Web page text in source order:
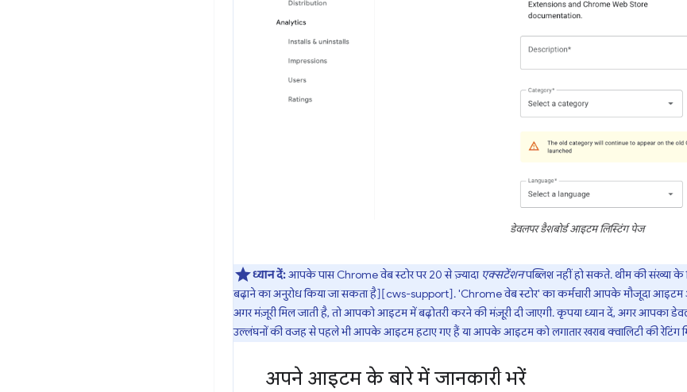
डेवलपर डैशबोर्ड आइटम लिस्टिंग पेज
ध्यान दें:आपके पास Chrome वेब स्टोर पर 20 से ज़्यादा एक्सटेंशनपब्लिश नहीं हो सकते. थीम की संख्या के
बढ़ाने का अनुरोध किया जा सकता है][cws-support]. 'Chrome वेब स्टोर' का कर्मचारी आपके मौजूदा
अगर मंज़ूरी मिल जाती है, तो आपको आइटम में बढ़ोतरी करने की मंज़ूरी दी जाएगी. कृपया ध्यान दें, अगर आपका
उल्लंघनों की वजह से पहले भी आपके आइटम हटाए गए हैं या आपके आइटम को लगातार खराब क्वालिटी की रेटिंग
अपने आइटम के बारे में जानकारी भरें